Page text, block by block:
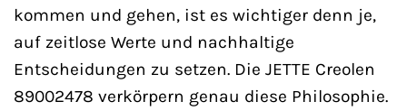
kommen und gehen, ist es wichtiger denn je,
auf zeitlose Werte und nachhaltige
Entscheidungen zu setzen. Die JETTE Creolen
89002478 verkörpern genau diese Philosophie.